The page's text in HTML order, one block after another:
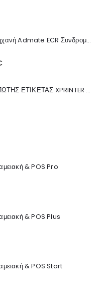
Cloud Ταμειακή Μηχανή Admate ECR Συνδρομή 12 μηνών
Η
είναι:
ΘΕΡΜΙΚΟΣ ΕΚΤΥΠΩΤΗΣ ΕΤΙΚΕΤΑΣ XPRINTER XP-420B
& POS Pro
& POS Plus
& POS Start